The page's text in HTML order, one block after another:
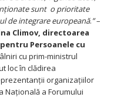
sunt o prioritate
de integrare europeană.”–
Climov, directoarea
Persoanele cu
cu prim-ministrul
loc în clădirea
organizațiilor
Națională a Forumului